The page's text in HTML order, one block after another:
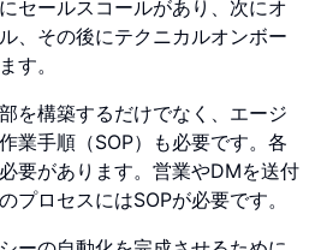
セールスコールがあり、次にオ
、その後にテクニカルオンボー
す。
を構築するだけでなく、エージ
業手順（SOP）も必要です。各
要があります。営業やDMを送付
プロセスにはSOPが必要です。